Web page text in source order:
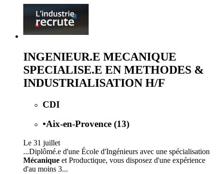
INGENIEUR.E MECANIQUE
SPECIALISE.E EN METHODES &
INDUSTRIALISATION H/F
CDI
•Aix-en-Provence (13)
Le 31 juillet
...Diplômé.e d'une École d'Ingénieurs avec une spécialisation
Mécanique et Productique, vous disposez d'une expérience
d'au moins 3...